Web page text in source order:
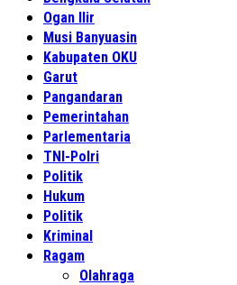
Ogan Ilir
Musi Banyuasin
Kabupaten OKU
Garut
Pangandaran
Pemerintahan
Parlementaria
TNI-Polri
Politik
Hukum
Politik
Kriminal
Ragam
Olahraga